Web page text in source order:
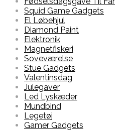
Squid Game Gadgets
El Løbehjul
Diamond Paint
Elektronik
Magnetfiskeri
Soveværelse
Stue Gadgets
Valentinsdag
Julegaver
Led Lyskæder
Mundbind
Legetøj
Gamer Gadgets